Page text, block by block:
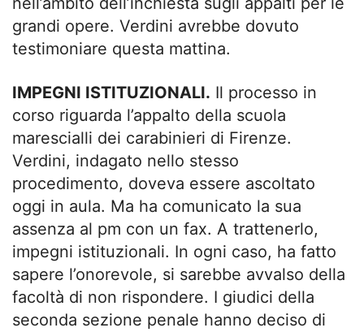
grandi opere. Verdini avrebbe dovuto
testimoniare questa mattina.
IMPEGNI ISTITUZIONALI. Il processo in
corso riguarda l’appalto della scuola
marescialli dei carabinieri di Firenze.
Verdini, indagato nello stesso
procedimento, doveva essere ascoltato
oggi in aula. Ma ha comunicato la sua
assenza al pm con un fax. A trattenerlo,
impegni istituzionali. In ogni caso, ha fatto
sapere l’onorevole, si sarebbe avvalso della
facoltà di non rispondere. I giudici della
seconda sezione penale hanno deciso di